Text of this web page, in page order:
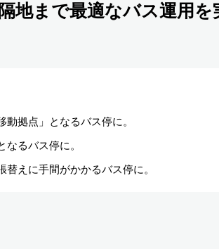
地まで最適なバス運用を
動拠点」となるバス停に。
なるバス停に。
替えに手間がかかるバス停に。